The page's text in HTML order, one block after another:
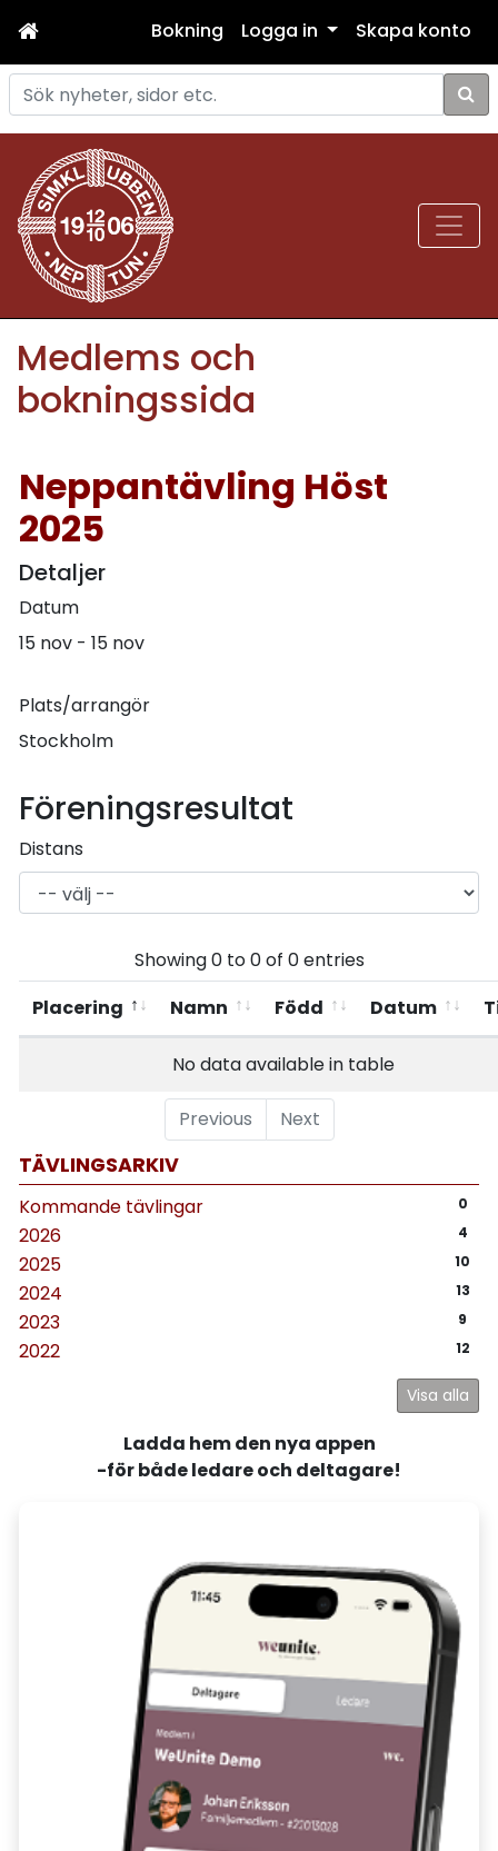
Bokning Logga in Skapa konto
Sök
Medlems och
bokningssida
TÄVLINGSARKIV
Kommande tävlingar 0
2026 4
2025 10
2024 13
2023 9
2022 12
Visa alla
Neppantävling Höst
2025
Detaljer
Datum
15 nov - 15 nov
Plats/arrangör
Stockholm
Föreningsresultat
Distans
Showing 0 to 0 of 0 entries
Placering
Namn Född Datum
No data available in table
Previous Next
Ladda hem den nya appen
-för både ledare och deltagare!